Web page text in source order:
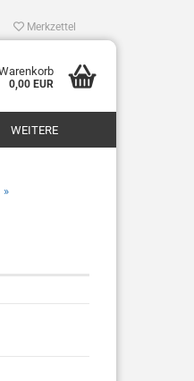
Merkzettel
0,00 EUR
WEITERE
»